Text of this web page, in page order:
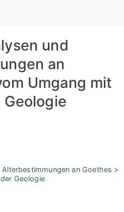
Steiner
Bibliothek
Berlin
und
an
Umgang mit
an Goethes >
Geologie